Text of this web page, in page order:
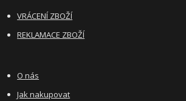
VRÁCENÍ ZBOŽÍ
REKLAMACE ZBOŽÍ
O nás
Jak nakupovat